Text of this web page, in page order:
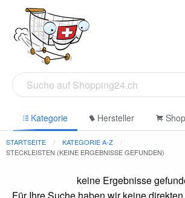
Kategorie Hersteller Shop
STARTSEITE
KATEGORIE A-Z
STECKLEISTEN (KEINE ERGEBNISSE GEFUNDEN)
keine Ergebnisse